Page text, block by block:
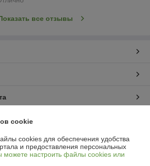
все отзывы
cookie
cookies для обеспечения удобства
и предоставления персональных
можете настроить файлы cookies или